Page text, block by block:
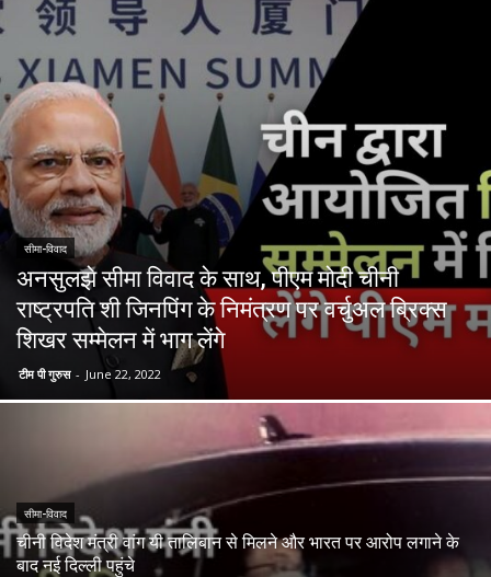
सीमा-विवाद
अनसुलझे सीमा विवाद के साथ, पीएम मोदी चीनी
राष्ट्रपति शी जिनपिंग के निमंत्रण पर वर्चुअल ब्रिक्स
शिखर सम्मेलन में भाग लेंगे
टीम पी गुरुस - June 22, 2022
सीमा-विवाद
चीनी विदेश मंत्री वांग यी तालिबान से मिलने और भारत पर आरोप लगाने के
बाद नई दिल्ली पहुंचे